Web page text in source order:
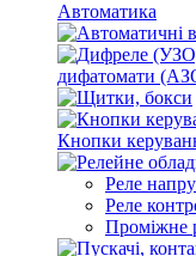
Автоматика
дифатомати
Кнопки
Реле
Реле
Проміжне